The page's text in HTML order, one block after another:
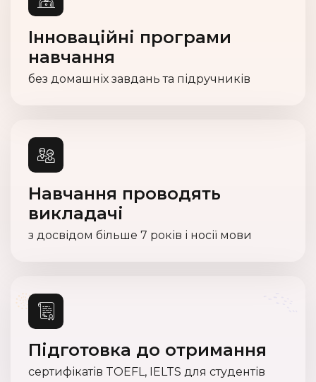
Інноваційні програми
навчання
без домашніх завдань та підручників
Навчання проводять
викладачі
з досвідом більше 7 років і носії мови
Підготовка до отримання
сертифікатів TOEFL, IELTS для студентів